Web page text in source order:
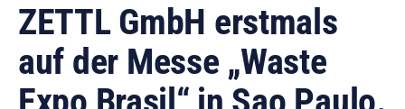
ZETTL GmbH erstmals
auf der Messe „Waste